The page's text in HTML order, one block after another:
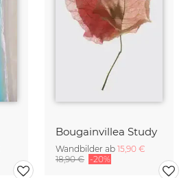
Bougainvillea Study
Wandbilder ab 15,90 €
18,90 € -20%